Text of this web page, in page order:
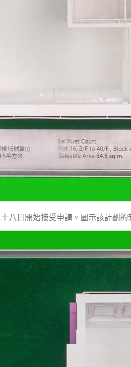
八日開始接受申請。圖示該計劃